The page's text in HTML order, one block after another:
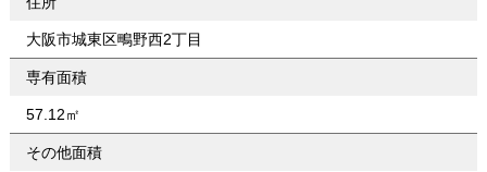
大阪市城東区鴫野西2丁目
専有面積
57.12㎡
その他面積